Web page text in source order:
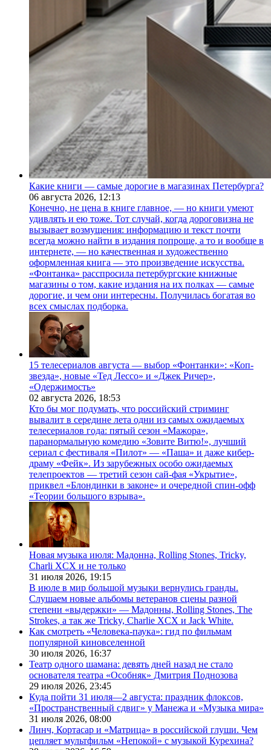
Какие книги — самые дорогие в магазинах Петербурга?
06 августа 2026, 12:13
Конечно, не цена в книге главное, — но книги умеют
удивлять и ею тоже. Тот случай, когда дороговизна не
вызывает возмущения: информацию и текст почти
всегда можно найти в издания попроще, а то и вообще в
интернете, — но качественная и художественно
оформленная книга — это произведение искусства.
«Фонтанка» расспросила петербургские книжные
магазины о том, какие издания на их полках — самые
дорогие, и чем они интересны. Получилась богатая во
всех смыслах подборка.
15 телесериалов августа — выбор «Фонтанки»: «Коп-
звезда», новые «Тед Лессо» и «Джек Ричер»,
«Одержимость»
02 августа 2026, 18:53
Кто бы мог подумать, что российский стриминг
вывалит в середине лета одни из самых ожидаемых
телесериалов года: пятый сезон «Мажора»,
паранормальную комедию «Зовите Витю!», лучший
сериал с фестиваля «Пилот» — «Паша» и даже кибер-
драму «Фейк». Из зарубежных особо ожидаемых
телепроектов — третий сезон сай-фая «Укрытие»,
приквел «Блондинки в законе» и очередной спин-офф
«Теории большого взрыва».
Новая музыка июля: Мадонна, Rolling Stones, Tricky,
Charli XCX и не только
31 июля 2026, 19:15
В июле в мир большой музыки вернулись гранды.
Слушаем новые альбомы ветеранов сцены разной
степени «выдержки» — Мадонны, Rolling Stones, The
Strokes, а так же Tricky, Charlie XCX и Jack White.
Как смотреть «Человека-паука»: гид по фильмам
популярной киновселенной
30 июля 2026, 16:37
Театр одного шамана: девять дней назад не стало
основателя театра «Особняк» Дмитрия Поднозова
29 июля 2026, 23:45
Куда пойти 31 июля—2 августа: праздник флоксов,
«Пространственный сдвиг» у Манежа и «Музыка мира»
31 июля 2026, 08:00
Линч, Кортасар и «Матрица» в российской глуши. Чем
цепляет мультфильм «Непокой» с музыкой Курехина?